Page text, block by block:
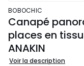
BOBOCHIC
Canapé
places en
ANAKIN
Voir la description